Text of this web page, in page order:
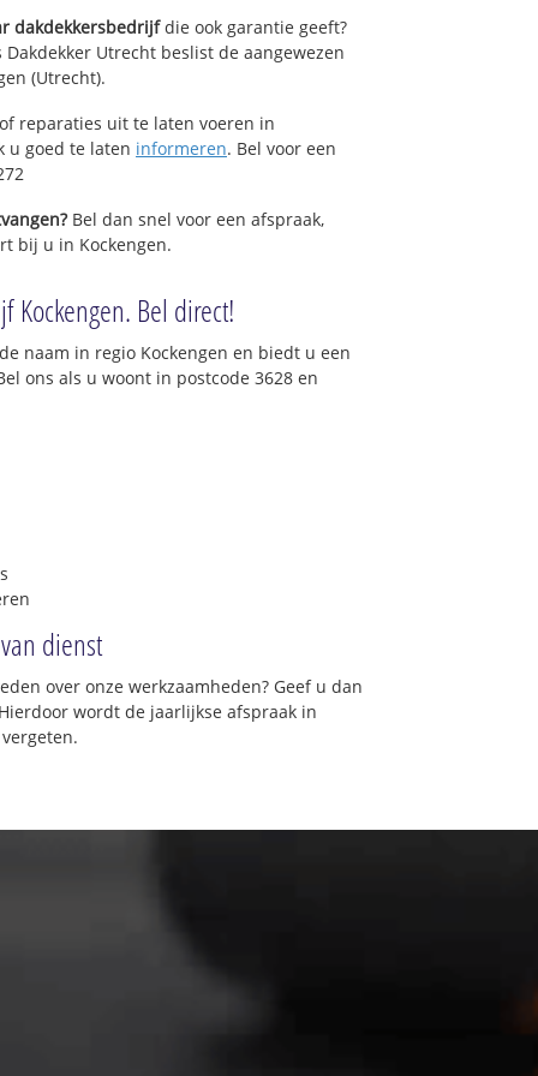
dakdekkersbedrijfdie ook garantie geeft?
Utrecht beslist de aangewezen
(Utrecht).
reparaties uit te laten voeren in
u goed te laten informeren. Bel voor een
Bel dan snel voor een afspraak,
bij u in Kockengen.
Kockengen. Bel direct!
naam in regio Kockengen en biedt u een
ons als u woont in postcode 3628 en
dienst
over onze werkzaamheden? Geef u dan
wordt de jaarlijkse afspraak in